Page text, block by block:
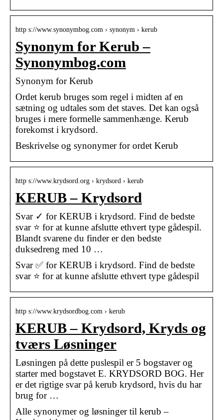
http s://www.synonymbog.com › synonym › kerub
Synonym for Kerub –
Synonymbog.com
Synonym for Kerub
Ordet kerub bruges som regel i midten af ​​en
sætning og udtales som det staves. Det kan også
bruges i mere formelle sammenhænge. Kerub
forekomst i krydsord.
Beskrivelse og synonymer for ordet Kerub
http s://www.krydsord.org › krydsord › kerub
KERUB – Krydsord
Svar ✓ for KERUB i krydsord. Find de bedste
svar ⭐ for at kunne afslutte ethvert type gådespil.
Blandt svarene du finder er den bedste
duksedreng med 10 …
Svar ✅ for KERUB i krydsord. Find de bedste
svar ⭐ for at kunne afslutte ethvert type gådespil
http s://www.krydsordbog.com › kerub
KERUB – Krydsord, Kryds og
tværs Løsninger
Løsningen på dette puslespil er 5 bogstaver og
starter med bogstavet E. KRYDSORD BOG. Her
er det rigtige svar på kerub krydsord, hvis du har
brug for …
Alle synonymer og løsninger til kerub –